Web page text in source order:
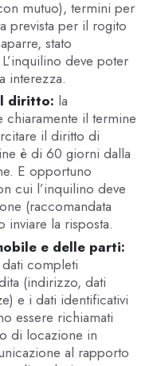
mutuo), termini per
prevista per il rogito
stato
deve poter
interezza.
diritto: la
il termine
il diritto di
è di 60 giorni dalla
E opportuno
cui l’inquilino deve
(raccomandata
la risposta.
e delle parti:
completi
(indirizzo, dati
e i dati identificativi
essere richiamati
di locazione in
al rapporto